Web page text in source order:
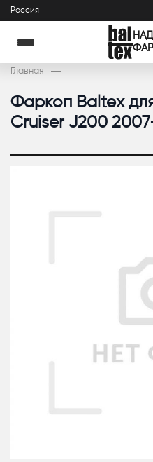
Россия
Главная
Фаркоп Baltex
Cruiser J200